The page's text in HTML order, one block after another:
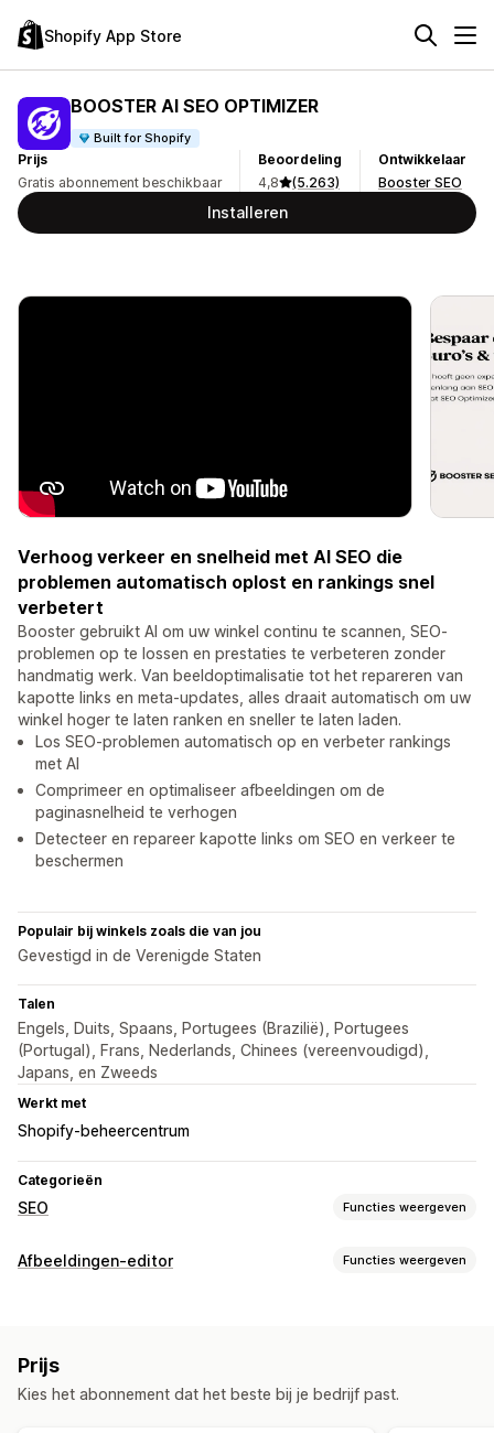
Shopify App Store
BOOSTER AI SEO OPTIMIZER
Built for Shopify
Prijs
Gratis abonnement beschikbaar
Beoordeling
4,8
(5.263)
Ontwikkelaar
Booster SEO
Installeren
Verhoog verkeer en snelheid met AI SEO die
problemen automatisch oplost en rankings snel
verbetert
Booster gebruikt AI om uw winkel continu te scannen, SEO-
problemen op te lossen en prestaties te verbeteren zonder
handmatig werk. Van beeldoptimalisatie tot het repareren van
kapotte links en meta-updates, alles draait automatisch om uw
winkel hoger te laten ranken en sneller te laten laden.
Los SEO-problemen automatisch op en verbeter rankings
met AI
Comprimeer en optimaliseer afbeeldingen om de
paginasnelheid te verhogen
Detecteer en repareer kapotte links om SEO en verkeer te
beschermen
Populair bij winkels zoals die van jou
Gevestigd in de Verenigde Staten
Talen
Engels, Duits, Spaans, Portugees (Brazilië), Portugees
(Portugal), Frans, Nederlands, Chinees (vereenvoudigd),
Japans, en Zweeds
Werkt met
Shopify-beheercentrum
Categorieën
SEO Functies weergeven
SEO-tools
Pagina-indexering
Schema's Scripts Bulkbewerking AI-generatie
Afbeeldingen-editor Functies weergeven
Kwaliteitscontrole
Prijs
Kies het abonnement dat het beste bij je bedrijf past.